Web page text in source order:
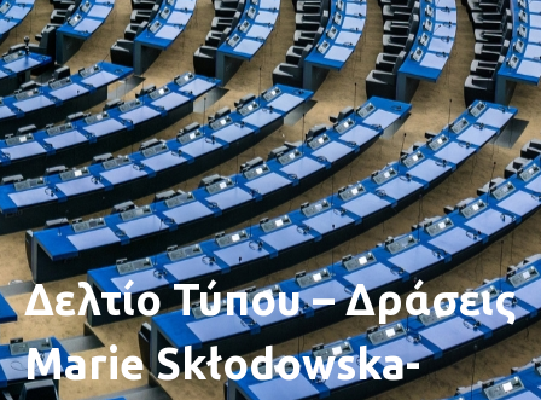
Δελτίο Τύπου – Δράσεις
Marie Skłodowska-